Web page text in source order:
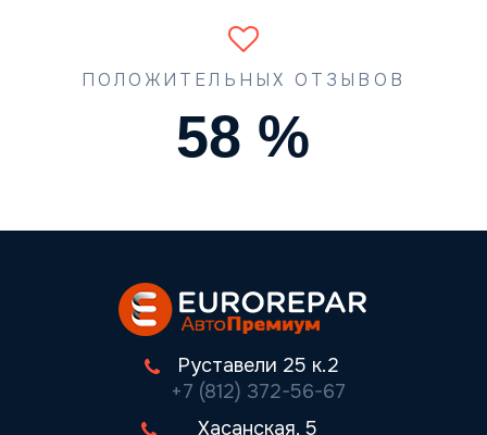
ПОЛОЖИТЕЛЬНЫХ ОТЗЫВОВ
74 %
Руставели 25 к.2
+7 (812) 372-56-67
Хасанская, 5